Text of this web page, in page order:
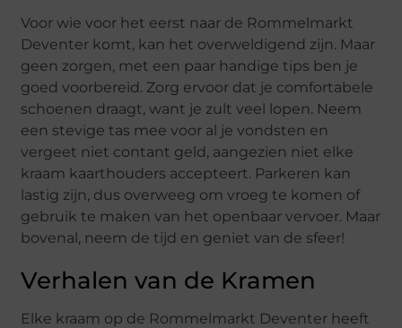
Voor wie voor het eerst naar de Rommelmarkt
Deventer komt, kan het overweldigend zijn. Maar
geen zorgen, met een paar handige tips ben je
goed voorbereid. Zorg ervoor dat je comfortabele
schoenen draagt, want je zult veel lopen. Neem
een stevige tas mee voor al je vondsten en
vergeet niet contant geld, aangezien niet elke
kraam kaarthouders accepteert. Parkeren kan
lastig zijn, dus overweeg om vroeg te komen of
gebruik te maken van het openbaar vervoer. Maar
bovenal, neem de tijd en geniet van de sfeer!
Verhalen van de Kramen
Elke kraam op de Rommelmarkt Deventer heeft